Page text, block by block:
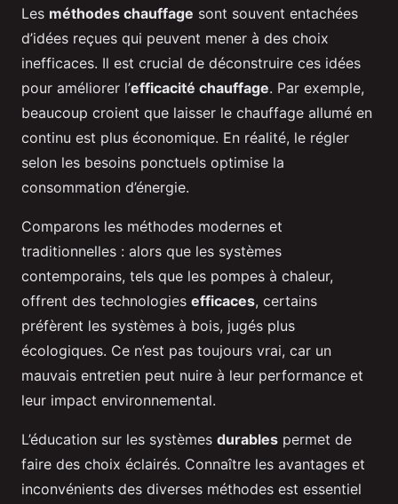
Les méthodes chauffage sont souvent entachées
d’idées reçues qui peuvent mener à des choix
inefficaces. Il est crucial de déconstruire ces idées
pour améliorer l’efficacité chauffage. Par exemple,
beaucoup croient que laisser le chauffage allumé en
continu est plus économique. En réalité, le régler
selon les besoins ponctuels optimise la
consommation d’énergie.
Comparons les méthodes modernes et
traditionnelles : alors que les systèmes
contemporains, tels que les pompes à chaleur,
offrent des technologies efficaces, certains
préfèrent les systèmes à bois, jugés plus
écologiques. Ce n’est pas toujours vrai, car un
mauvais entretien peut nuire à leur performance et
leur impact environnemental.
L’éducation sur les systèmes durables permet de
faire des choix éclairés. Connaître les avantages et
inconvénients des diverses méthodes est essentiel